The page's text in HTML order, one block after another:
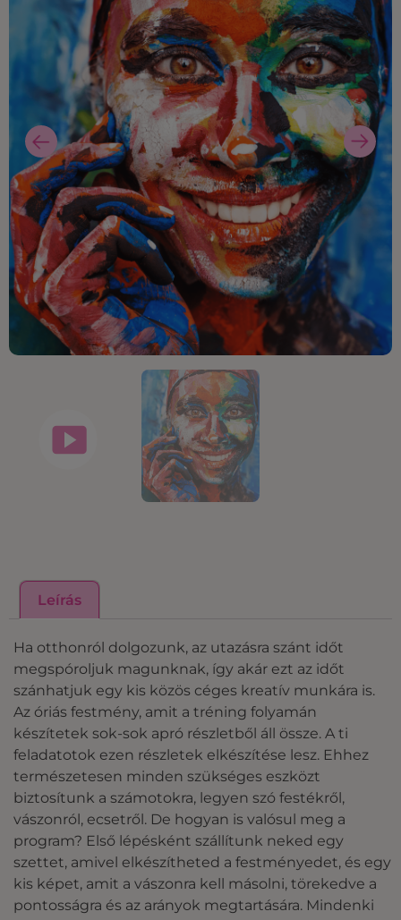
Leírás
Ha otthonról dolgozunk, az utazásra szánt időt
megspóroljuk magunknak, így akár ezt az időt
szánhatjuk egy kis közös céges kreatív munkára is.
Az óriás festmény, amit a tréning folyamán
készítetek sok-sok apró részletből áll össze. A ti
feladatotok ezen részletek elkészítése lesz. Ehhez
természetesen minden szükséges eszközt
biztosítunk a számotokra, legyen szó festékről,
vászonról, ecsetről. De hogyan is valósul meg a
program? Első lépésként szállítunk neked egy
szettet, amivel elkészítheted a festményedet, és egy
kis képet, amit a vászonra kell másolni, törekedve a
pontosságra és az arányok megtartására. Mindenki